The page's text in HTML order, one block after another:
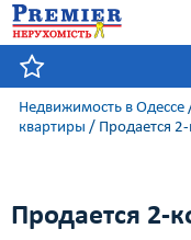
Недвижимость в Одессе
квартиры / Продается
Продается 2-